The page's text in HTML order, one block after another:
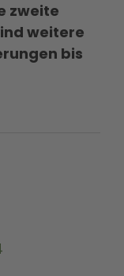
zweite
weitere
bis